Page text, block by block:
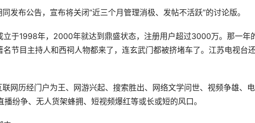
发布公告，宣布将关闭“近三个月管理消极、发帖不活跃”的讨论版。
于1998年，2000年就达到鼎盛状态，注册用户超过3000万。那一年
节目主持人和西祠人物都来了，连玄武门都被挤堵车了。江苏电视台
网历经门户为王、网游兴起、搜索胜出、网络文学问世、视频争雄、
纷争、无人货架蜂拥、短视频爆红等或长或短的风口。